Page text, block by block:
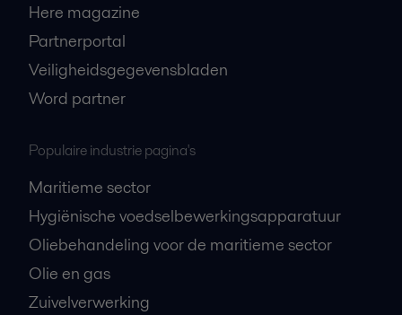
Here magazine
Partnerportal
Veiligheidsgegevensbladen
Word partner
Populaire industrie pagina's
Maritieme sector
Hygiënische voedselbewerkingsapparatuur
Oliebehandeling voor de maritieme sector
Olie en gas
Zuivelverwerking